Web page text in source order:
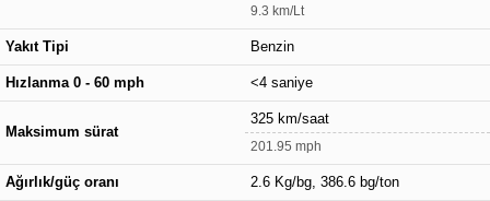
9.3 km/Lt
Yakıt Tipi Benzin
Hızlanma 0 - 60 mph <4 saniye
Maksimum sürat
325 km/saat
201.95 mph
Ağırlık/güç oranı 2.6 Kg/bg, 386.6 bg/ton